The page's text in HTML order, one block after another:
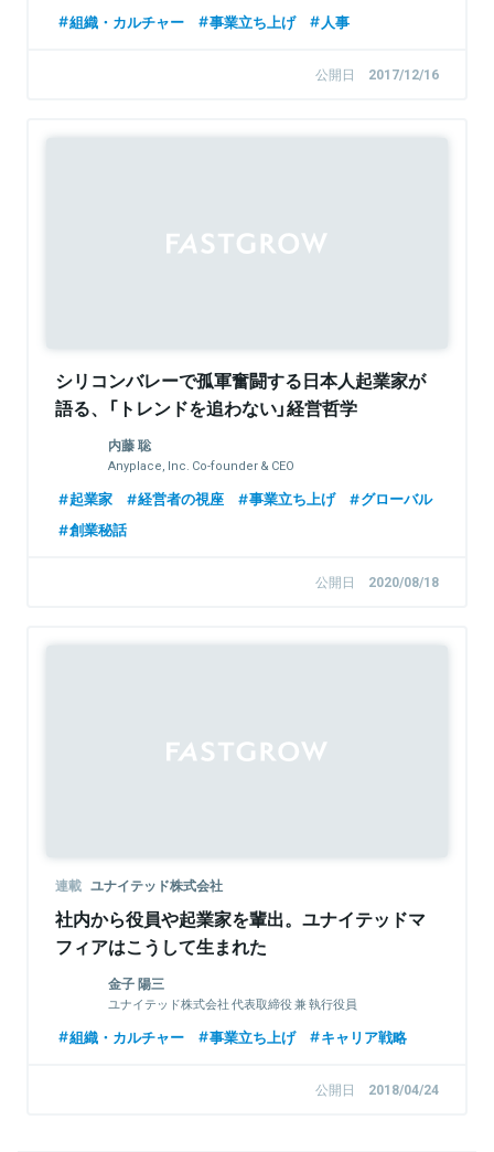
組織・カルチャー 事業立ち上げ 人事
公開日 2017/12/16
シリコンバレーで孤軍奮闘する日本人起業家が
語る、「トレンドを追わない」経営哲学
内藤 聡
Anyplace, Inc. Co-founder & CEO
起業家 経営者の視座 事業立ち上げ
グローバル
創業秘話
公開日 2020/08/18
連載 ユナイテッド株式会社
社内から役員や起業家を輩出。ユナイテッドマ
フィアはこうして生まれた
金子 陽三
ユナイテッド株式会社 代表取締役 兼 執行役員
組織・カルチャー 事業立ち上げ キャリア戦略
公開日 2018/04/24